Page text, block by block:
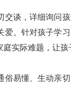
交谈，详细询问
爱。针对孩子学
实际难题，让
俗易懂、生动亲